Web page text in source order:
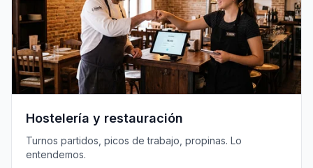
Hostelería y restauración
Turnos partidos, picos de trabajo, propinas. Lo
entendemos.